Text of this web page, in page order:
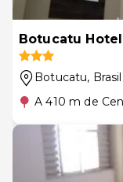
Botucatu Hotel
Botucatu, Brasil
A 410 m de